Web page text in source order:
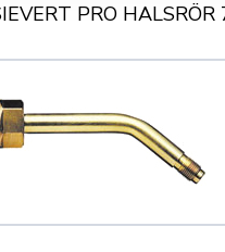
PRO HALSRÖR